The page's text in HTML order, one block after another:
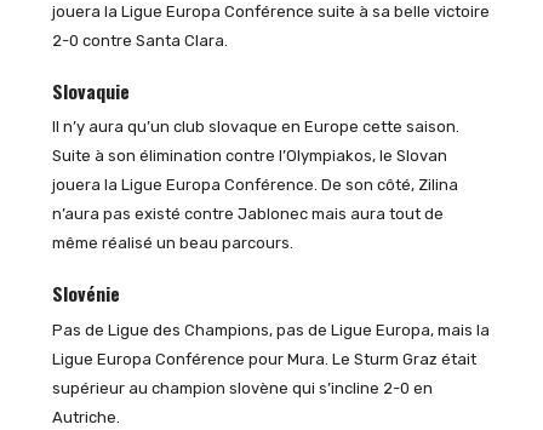
jouera la Ligue Europa Conférence suite à sa belle victoire
2-0 contre Santa Clara.
Slovaquie
Il n’y aura qu’un club slovaque en Europe cette saison.
Suite à son élimination contre l’Olympiakos, le Slovan
jouera la Ligue Europa Conférence. De son côté, Zilina
n’aura pas existé contre Jablonec mais aura tout de
même réalisé un beau parcours.
Slovénie
Pas de Ligue des Champions, pas de Ligue Europa, mais la
Ligue Europa Conférence pour Mura. Le Sturm Graz était
supérieur au champion slovène qui s’incline 2-0 en
Autriche.